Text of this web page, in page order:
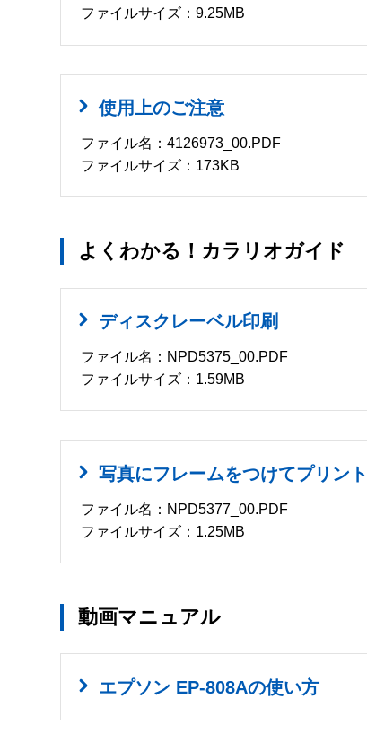
ファイルサイズ：9.25MB
使用上のご注意
ファイル名：4126973_00.PDF
ファイルサイズ：173KB
よくわかる！カラリオガイド
ディスクレーベル印刷
ファイル名：NPD5375_00.PDF
ファイルサイズ：1.59MB
写真にフレームをつけてプリン
ファイル名：NPD5377_00.PDF
ファイルサイズ：1.25MB
動画マニュアル
エプソン EP-808Aの使い方